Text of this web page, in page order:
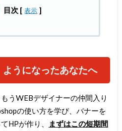
目次 [ 表示 ]
うになったあなたへ
うWEBデザイナーの仲間入り
の使い方を学び、バナーを
HPが作り、
まずはこの短期間